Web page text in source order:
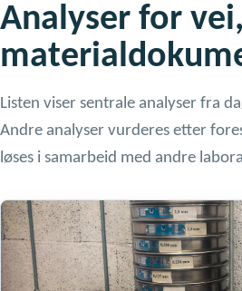
Analyser for
Listen viser sentrale analyser fra
Andre analyser vurderes etter
løses i samarbeid med andre